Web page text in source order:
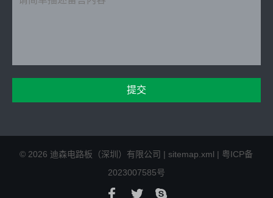
© 2026 迪森电路板（深圳）有限公司 |sitemap.xml | 粤ICP备
2023007585号